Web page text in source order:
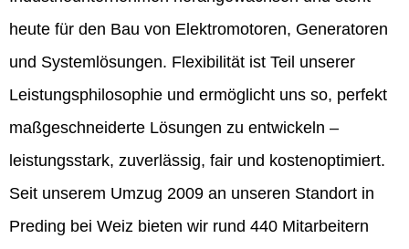
heute für den Bau von Elektromotoren, Generatoren
und Systemlösungen. Flexibilität ist Teil unserer
Leistungsphilosophie und ermöglicht uns so, perfekt
maßgeschneiderte Lösungen zu entwickeln –
leistungsstark, zuverlässig, fair und kostenoptimiert.
Seit unserem Umzug 2009 an unseren Standort in
Preding bei Weiz bieten wir rund 440 Mitarbeitern